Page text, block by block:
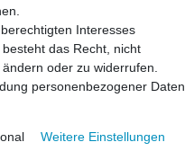
Interesses
das Recht, nicht
oder zu widerrufen.
personenbezogener Daten
Weitere Einstellungen